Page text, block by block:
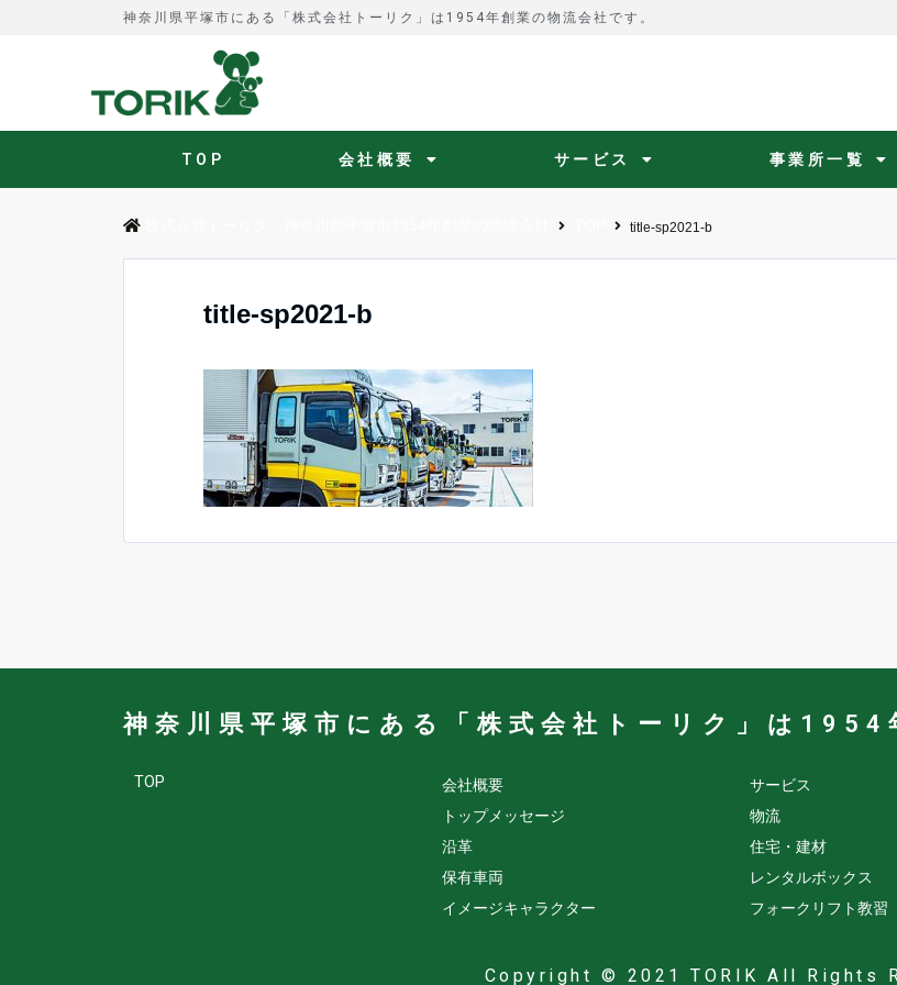
神奈川県平塚市にある「株式会社トーリク」は1954年創業の物流会社です。
TOP 会社概要 サービス 事業所一覧
title-sp2021-b
title-sp2021-b
神奈川県平塚市にある「株式会社トーリク」は1954
TOP
会社概要
トップメッセージ
沿革
保有車両
イメージキャラクター
サービス
物流
住宅・建材
レンタルボックス
フォークリフト教習
Copyright © 2021 TORIK All Rights